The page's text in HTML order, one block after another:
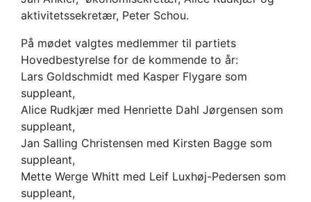
aktivitetssekretær, Peter Schou.
På mødet valgtes medlemmer til partiets
Hovedbestyrelse for de kommende to år:
Lars Goldschmidt med Kasper Flygare som
suppleant,
Alice Rudkjær med Henriette Dahl Jørgensen som
suppleant,
Jan Salling Christensen med Kirsten Bagge som
suppleant,
Mette Werge Whitt med Leif Luxhøj-Pedersen som
suppleant,